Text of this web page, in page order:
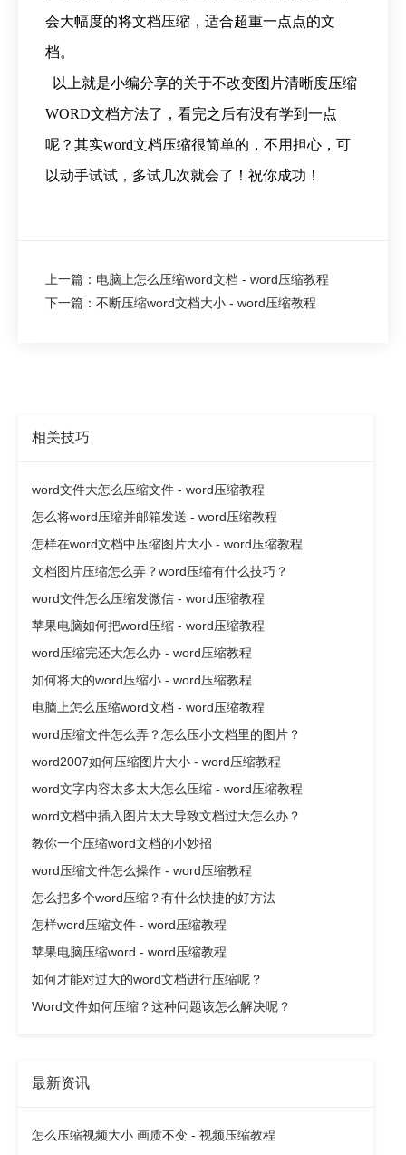
会大幅度的将文档压缩，适合超重一点点的文
档。
以上就是小编分享的关于不改变图片清晰度压缩
WORD文档方法了，看完之后有没有学到一点
呢？其实word文档压缩很简单的，不用担心，可
以动手试试，多试几次就会了！祝你成功！
上一篇：电脑上怎么压缩word文档 - word压缩教程
下一篇：不断压缩word文档大小 - word压缩教程
相关技巧
word文件大怎么压缩文件 - word压缩教程
怎么将word压缩并邮箱发送 - word压缩教程
怎样在word文档中压缩图片大小 - word压缩教程
文档图片压缩怎么弄？word压缩有什么技巧？
word文件怎么压缩发微信 - word压缩教程
苹果电脑如何把word压缩 - word压缩教程
word压缩完还大怎么办 - word压缩教程
如何将大的word压缩小 - word压缩教程
电脑上怎么压缩word文档 - word压缩教程
word压缩文件怎么弄？怎么压小文档里的图片？
word2007如何压缩图片大小 - word压缩教程
word文字内容太多太大怎么压缩 - word压缩教程
word文档中插入图片太大导致文档过大怎么办？
教你一个压缩word文档的小妙招
word压缩文件怎么操作 - word压缩教程
怎么把多个word压缩？有什么快捷的好方法
怎样word压缩文件 - word压缩教程
苹果电脑压缩word - word压缩教程
如何才能对过大的word文档进行压缩呢？
Word文件如何压缩？这种问题该怎么解决呢？
最新资讯
怎么压缩视频大小 画质不变 - 视频压缩教程